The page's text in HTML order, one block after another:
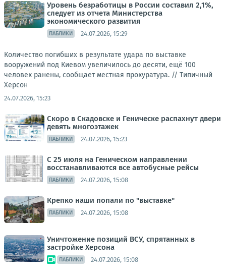
Уровень безработицы в России составил 2,1%,
следует из отчета Министерства
экономического развития
ПАБЛИКИ 24.07.2026, 15:29
Количество погибших в результате удара по выставке
вооружений под Киевом увеличилось до десяти, ещё 100
человек ранены, сообщает местная прокуратура. // Типичный
Херсон
24.07.2026, 15:23
Скоро в Скадовске и Геническе распахнут двери
девять многоэтажек
ПАБЛИКИ 24.07.2026, 15:23
С 25 июля на Геническом направлении
восстанавливаются все автобусные рейсы
ПАБЛИКИ 24.07.2026, 15:08
Крепко наши попали по "выставке"
ПАБЛИКИ 24.07.2026, 15:08
Уничтожение позиций ВСУ, спрятанных в
застройке Херсона
ПАБЛИКИ 24.07.2026, 15:08